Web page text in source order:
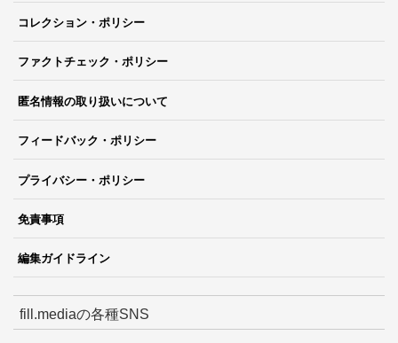
コレクション・ポリシー
ファクトチェック・ポリシー
匿名情報の取り扱いについて
フィードバック・ポリシー
プライバシー・ポリシー
免責事項
編集ガイドライン
fill.mediaの各種SNS